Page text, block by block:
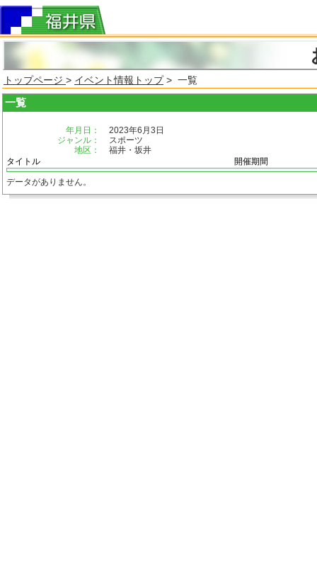
トップページ > イベント情報トップ> 一覧
一覧
年月日：
2023年6月3日
ジャンル：
スポーツ
地区：
福井・坂井
タイトル
開催期間
データがありません。